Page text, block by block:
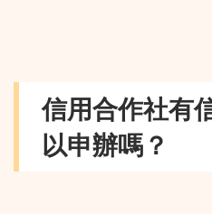
信用合作社有
以申辦嗎？